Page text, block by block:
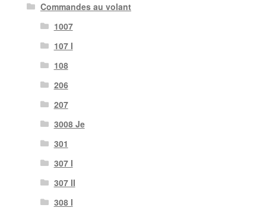
Commandes au volant
1007
107 I
108
206
207
3008 Je
301
307 I
307 II
308 I